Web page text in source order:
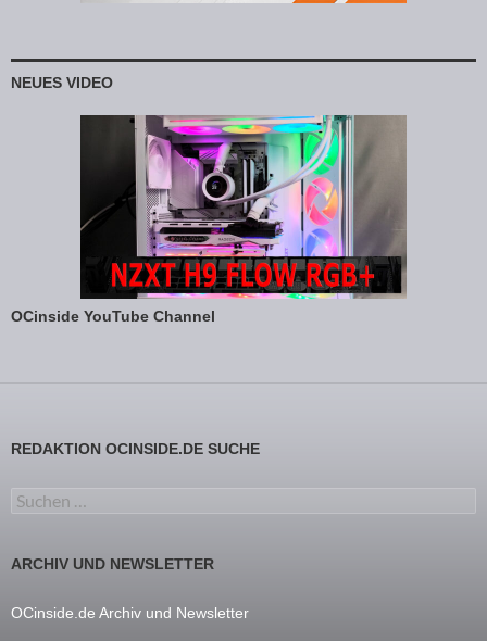
NEUES VIDEO
OCinside YouTube Channel
REDAKTION OCINSIDE.DE SUCHE
Suchen nach:
ARCHIV UND NEWSLETTER
OCinside.de Archiv und Newsletter